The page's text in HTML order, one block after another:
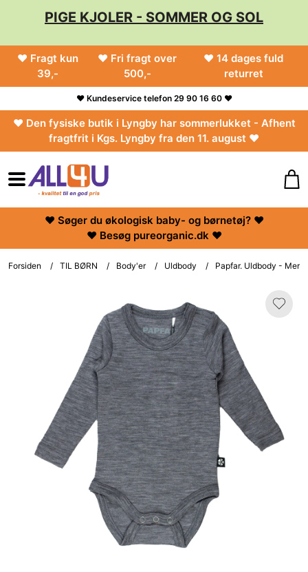
PIGE KJOLER - SOMMER OG SOL
♥ Fragt kun
39,-
♥ Fri fragt over
500,-
♥ 14 dages fuld
returret
♥ Kundeservice telefon 29 90 16 60 ♥
♥ Den fysiske butik i Lyngby har sommerlukket - Afhent
fragtfrit i Kgs. Lyngby fra den 11. august ♥
♥ Søger du økologisk baby- og børnetøj? ♥
♥ Besøg pureorganic.dk ♥
Forsiden / TIL BØRN / Body'er / Uldbody / Papfar. Uldbody -